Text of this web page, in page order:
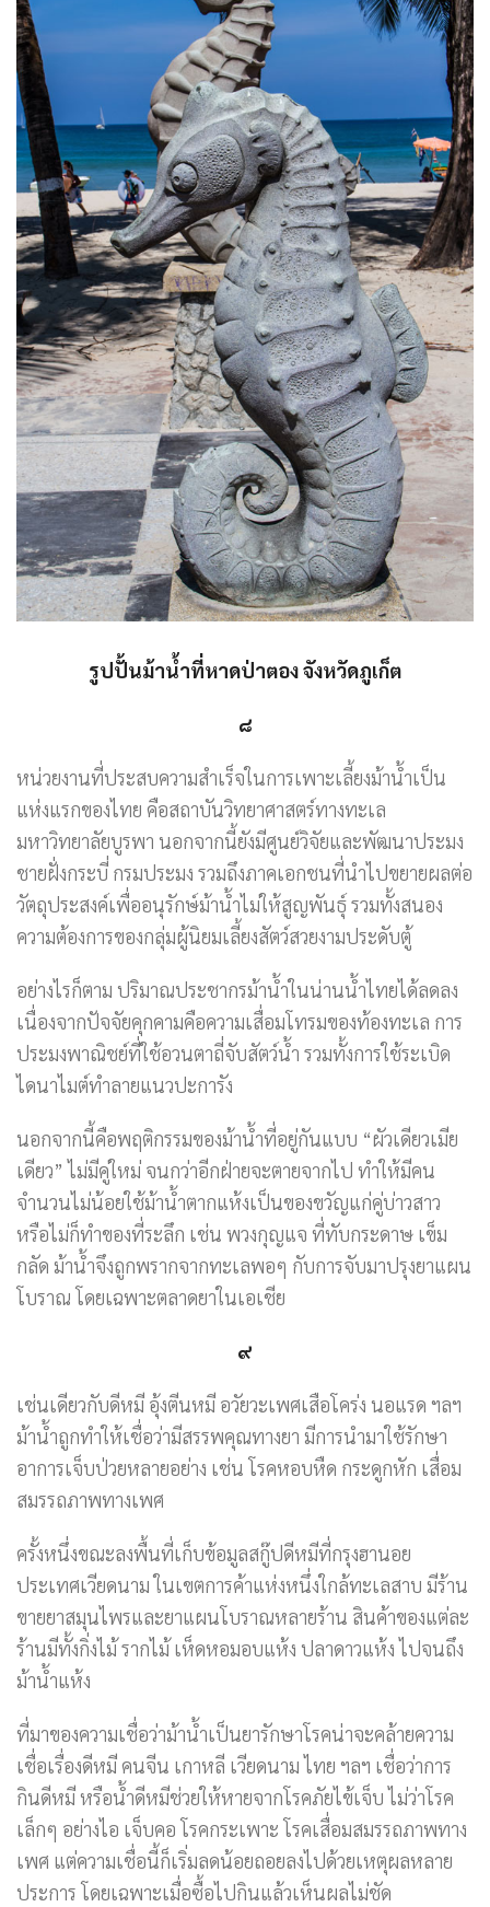
รูปปั้นม้าน้ำที่หาดป่าตอง จังหวัดภูเก็ต
๘
หน่วยงานที่ประสบความสำเร็จในการเพาะเลี้ยงม้าน้ำเป็น
แห่งแรกของไทย คือสถาบันวิทยาศาสตร์ทางทะเล
มหาวิทยาลัยบูรพา นอกจากนี้ยังมีศูนย์วิจัยและพัฒนาประมง
ชายฝั่งกระบี่ กรมประมง รวมถึงภาคเอกชนที่นำไปขยายผลต่อ
วัตถุประสงค์เพื่ออนุรักษ์ม้าน้ำไม่ให้สูญพันธุ์ รวมทั้งสนอง
ความต้องการของกลุ่มผู้นิยมเลี้ยงสัตว์สวยงามประดับตู้
อย่างไรก็ตาม ปริมาณประชากรม้าน้ำในน่านน้ำไทยได้ลดลง
เนื่องจากปัจจัยคุกคามคือความเสื่อมโทรมของท้องทะเล การ
ประมงพาณิชย์ที่ใช้อวนตาถี่จับสัตว์น้ำ รวมทั้งการใช้ระเบิด
ไดนาไมต์ทำลายแนวปะการัง
นอกจากนี้คือพฤติกรรมของม้าน้ำที่อยู่กันแบบ “ผัวเดียวเมีย
เดียว” ไม่มีคู่ใหม่ จนกว่าอีกฝ่ายจะตายจากไป ทำให้มีคน
จำนวนไม่น้อยใช้ม้าน้ำตากแห้งเป็นของขวัญแก่คู่บ่าวสาว
หรือไม่ก็ทำของที่ระลึก เช่น พวงกุญแจ ที่ทับกระดาษ เข็ม
กลัด ม้าน้ำจึงถูกพรากจากทะเลพอๆ กับการจับมาปรุงยาแผน
โบราณ โดยเฉพาะตลาดยาในเอเชีย
๙
เช่นเดียวกับดีหมี อุ้งตีนหมี อวัยวะเพศเสือโคร่ง นอแรด ฯลฯ
ม้าน้ำถูกทำให้เชื่อว่ามีสรรพคุณทางยา มีการนำมาใช้รักษา
อาการเจ็บป่วยหลายอย่าง เช่น โรคหอบหืด กระดูกหัก เสื่อม
สมรรถภาพทางเพศ
ครั้งหนึ่งขณะลงพื้นที่เก็บข้อมูลสกู๊ปดีหมีที่กรุงฮานอย
ประเทศเวียดนาม ในเขตการค้าแห่งหนึ่งใกล้ทะเลสาบ มีร้าน
ขายยาสมุนไพรและยาแผนโบราณหลายร้าน สินค้าของแต่ละ
ร้านมีทั้งกิ่งไม้ รากไม้ เห็ดหอมอบแห้ง ปลาดาวแห้ง ไปจนถึง
ม้าน้ำแห้ง
ที่มาของความเชื่อว่าม้าน้ำเป็นยารักษาโรคน่าจะคล้ายความ
เชื่อเรื่องดีหมี คนจีน เกาหลี เวียดนาม ไทย ฯลฯ เชื่อว่าการ
กินดีหมี หรือน้ำดีหมีช่วยให้หายจากโรคภัยไข้เจ็บ ไม่ว่าโรค
เล็กๆ อย่างไอ เจ็บคอ โรคกระเพาะ โรคเสื่อมสมรรถภาพทาง
เพศ แต่ความเชื่อนี้ก็เริ่มลดน้อยถอยลงไปด้วยเหตุผลหลาย
ประการ โดยเฉพาะเมื่อซื้อไปกินแล้วเห็นผลไม่ชัด